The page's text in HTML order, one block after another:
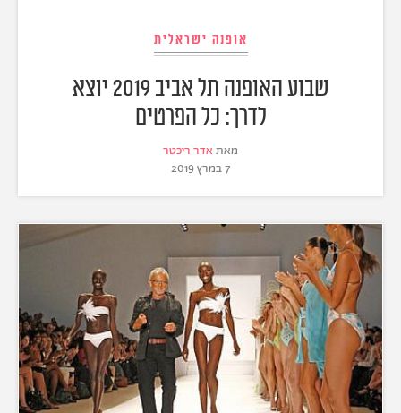
אופנה ישראלית
שבוע האופנה תל אביב 2019 יוצא
לדרך: כל הפרטים
מאת אדר ריכטר
7 במרץ 2019